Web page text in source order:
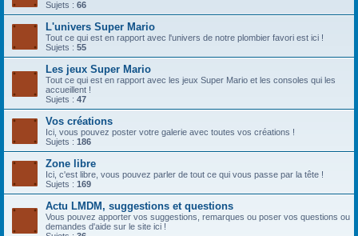
Sujets : 66
L'univers Super Mario
Tout ce qui est en rapport avec l'univers de notre plombier favori est ici !
Sujets : 55
Les jeux Super Mario
Tout ce qui est en rapport avec les jeux Super Mario et les consoles qui les
accueillent !
Sujets : 47
Vos créations
Ici, vous pouvez poster votre galerie avec toutes vos créations !
Sujets : 186
Zone libre
Ici, c'est libre, vous pouvez parler de tout ce qui vous passe par la tête !
Sujets : 169
Actu LMDM, suggestions et questions
Vous pouvez apporter vos suggestions, remarques ou poser vos questions ou
demandes d'aide sur le site ici !